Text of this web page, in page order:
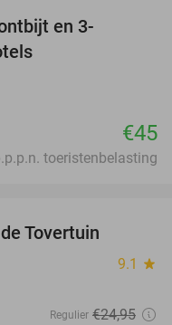
en 3-
€45
toeristenbelasting
Tovertuin
9.1 star
Regulier €24,95